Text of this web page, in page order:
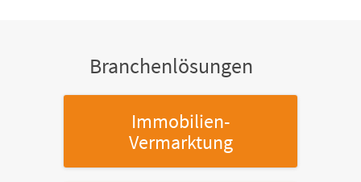
Branchenlösungen
Immobilien-
Vermarktung